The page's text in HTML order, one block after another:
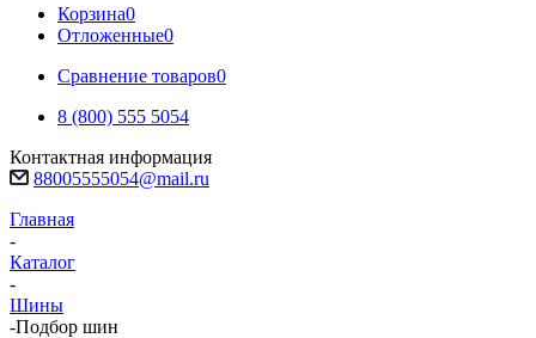
Корзина0
Отложенные0
Сравнение товаров0
8 (800) 555 5054
Контактная информация
88005555054@mail.ru
Главная
-
Каталог
-
Шины
-Подбор шин